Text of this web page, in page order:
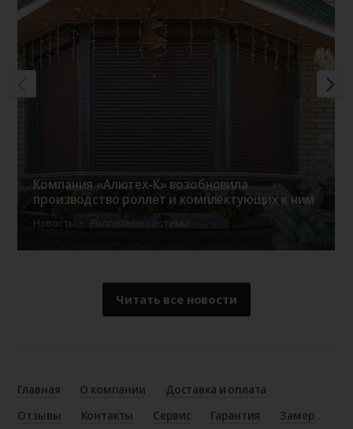
Компания «Алютех-К» возобновила
производство роллет и комплектующих к ним
Новость Роллетные системы
Читать все новости
Главная О компании
Доставка и оплата
Отзывы
Контакты Сервис Гарантия
Замер